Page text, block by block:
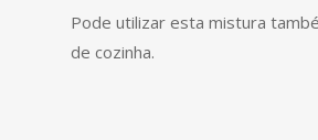
Pode utilizar esta mistura
de cozinha.